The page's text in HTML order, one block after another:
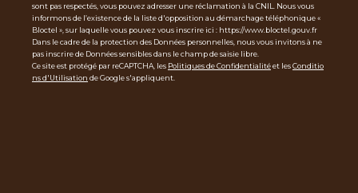
sont pas respectés, vous pouvez adresser une réclamation à la CNIL. Nous vous
informons de l’existence de la liste d'opposition au démarchage téléphonique «
Bloctel », sur laquelle vous pouvez vous inscrire ici : https://www.bloctel.gouv.fr
Dans le cadre de la protection des Données personnelles, nous vous invitons à ne
pas inscrire de Données sensibles dans le champ de saisie libre.
Ce site est protégé par reCAPTCHA, les Politiques de Confidentialitéet lesConditio
ns d'Utilisation de Google s'appliquent.